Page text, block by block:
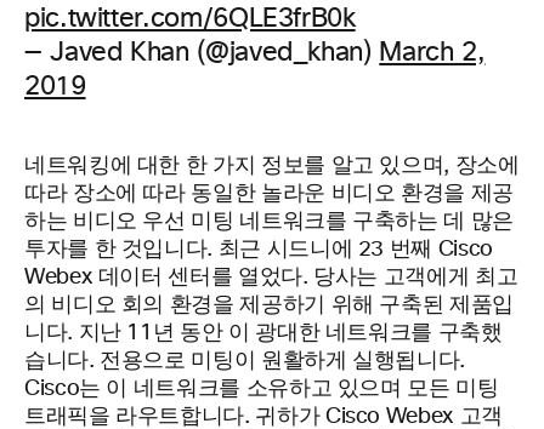
pic.twitter.com/6QLE3frB0k
— Javed Khan (@javed_khan) March 2,
2019
네트워킹에 대한 한 가지 정보를 알고 있으며, 장소에
따라 장소에 따라 동일한 놀라운 비디오 환경을 제공
하는 비디오 우선 미팅 네트워크를 구축하는 데 많은
투자를 한 것입니다. 최근 시드니에 23 번째 Cisco
Webex 데이터 센터를 열었다. 당사는 고객에게 최고
의 비디오 회의 환경을 제공하기 위해 구축된 제품입
니다. 지난 11년 동안 이 광대한 네트워크를 구축했
습니다. 전용으로 미팅이 원활하게 실행됩니다.
Cisco는 이 네트워크를 소유하고 있으며 모든 미팅
트래픽을 라우트합니다. 귀하가 Cisco Webex 고객